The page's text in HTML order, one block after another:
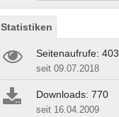
Statistiken
Seitenaufrufe: 403
seit 09.07.2018
Downloads: 770
seit 16.04.2009